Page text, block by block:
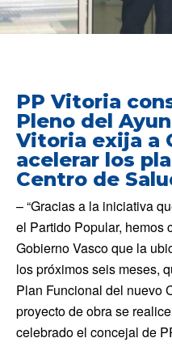
PP Vitoria
Pleno del
Vitoria exija a
acelerar los
Centro de
– “Gracias a la iniciativa
el Partido Popular, hemos
Gobierno Vasco que la
los próximos seis meses,
Plan Funcional del nuevo
proyecto de obra se
celebrado el concejal de